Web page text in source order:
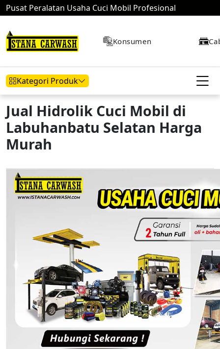
Pusat Peralatan Usaha Cuci Mobil Profesional
Konsumen
Kategori Produk
Hidrolik Mobil Hidrolik Motor Kompresor
Mesin Air
Jual Hidrolik Cuci Mobil di
Labuhanbatu Selatan Harga
Murah